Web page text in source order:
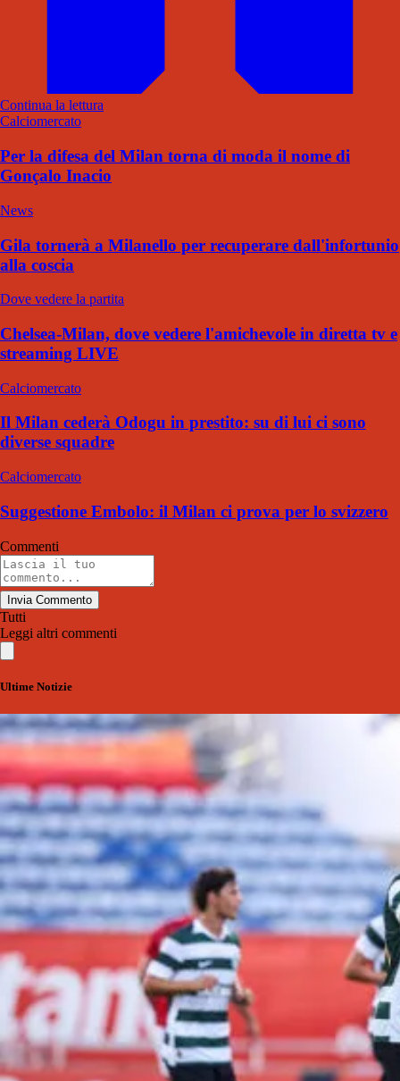
Continua la lettura
Calciomercato
Per la difesa del Milan torna di moda il nome di
Gonçalo Inacio
News
Gila tornerà a Milanello per recuperare dall'infortunio
alla coscia
Dove vedere la partita
Chelsea-Milan, dove vedere l'amichevole in diretta tv e
streaming LIVE
Calciomercato
Il Milan cederà Odogu in prestito: su di lui ci sono
diverse squadre
Calciomercato
Suggestione Embolo: il Milan ci prova per lo svizzero
Commenti
Invia Commento
Tutti
Leggi altri commenti
Ultime Notizie